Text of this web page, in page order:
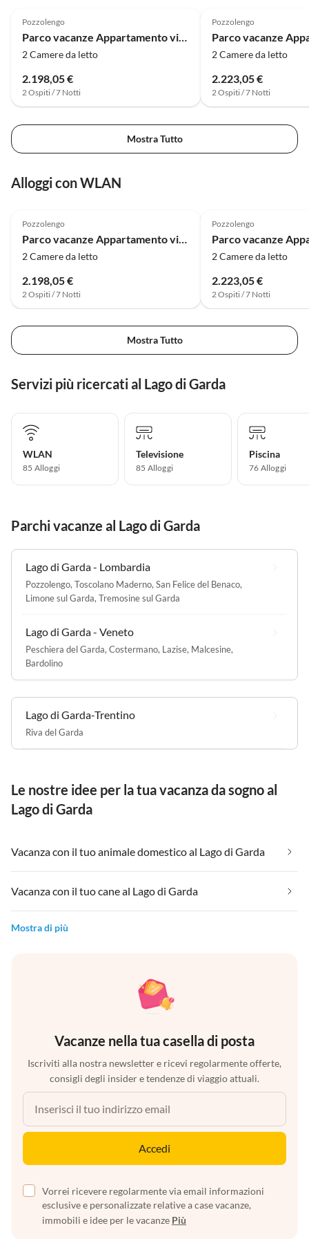
Pozzolengo
Parco vacanze Appartamento vicino al Lago di Garda con piscina
2 Camere da letto
2.198,05 €
2 Ospiti / 7 Notti
Pozzolengo
2 Camere da letto
2.223,05 €
2 Ospiti / 7 Notti
Mostra Tutto
Alloggi con WLAN
Pozzolengo
2 Camere da letto
2.198,05 €
2 Ospiti / 7 Notti
Pozzolengo
2 Camere da letto
2.223,05 €
2 Ospiti / 7 Notti
Mostra Tutto
Servizi più ricercati al Lago di Garda
WLAN
85 Alloggi
Televisione
85 Alloggi
Piscina
76 Alloggi
Parchi vacanze al Lago di Garda
Lago di Garda - Lombardia
Pozzolengo, Toscolano Maderno, San Felice del Benaco,
Limone sul Garda, Tremosine sul Garda
Lago di Garda - Veneto
Peschiera del Garda, Costermano, Lazise, Malcesine,
Bardolino
Lago di Garda-Trentino
Riva del Garda
Le nostre idee per la tua vacanza da sogno al
Lago di Garda
Vacanza con il tuo animale domestico al Lago di Garda
Vacanza con il tuo cane al Lago di Garda
Mostra di più
Vacanze nella tua casella di posta
Iscriviti alla nostra newsletter e ricevi regolarmente offerte,
consigli degli insider e tendenze di viaggio attuali.
Accedi
Vorrei ricevere regolarmente via email informazioni
esclusive e personalizzate relative a case vacanze,
immobili e idee per le vacanze Più